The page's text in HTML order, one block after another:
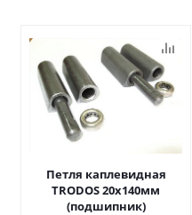
Петля каплевидная
TRODOS 20х140мм
(подшипник)